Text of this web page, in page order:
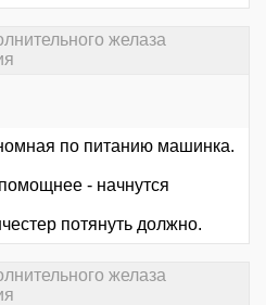
желаза
по питанию машинка.
- начнутся
потянуть должно.
желаза